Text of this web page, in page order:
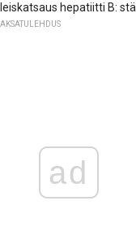
hepatiitti B: stä
ad